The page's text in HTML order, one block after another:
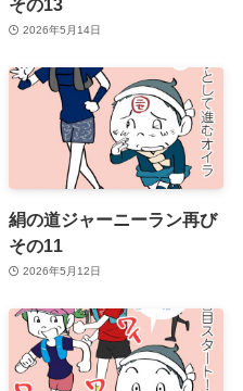
2026年5月14日
絹の道ジャーニーラン再び
その11
2026年5月12日